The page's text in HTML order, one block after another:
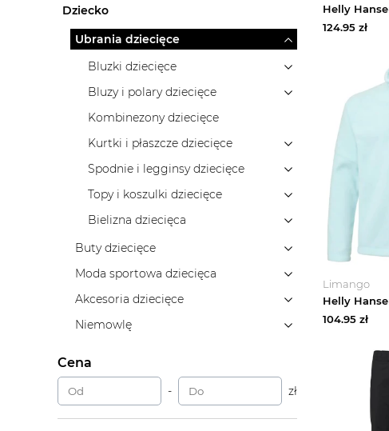
Dziecko
Ubrania dziecięce
Bluzki dziecięce
Bluzy i polary dziecięce
Kombinezony dziecięce
Kurtki i płaszcze dziecięce
Spodnie i legginsy dziecięce
Topy i koszulki dziecięce
Bielizna dziecięca
Buty dziecięce
Moda sportowa dziecięca
Akcesoria dziecięce
Niemowlę
Cena
- zł
124.95 zł
Limango
104.95 zł